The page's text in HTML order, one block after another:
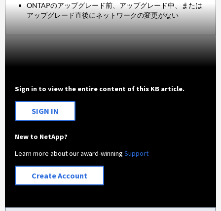
ONTAPのアップグレード前、アップグレード中、または
アップグレード直後にネットワークの変更がない
Sign in to view the entire content of this KB article.
SIGN IN
New to NetApp?
Learn more about our award-winningSupport
Create Account